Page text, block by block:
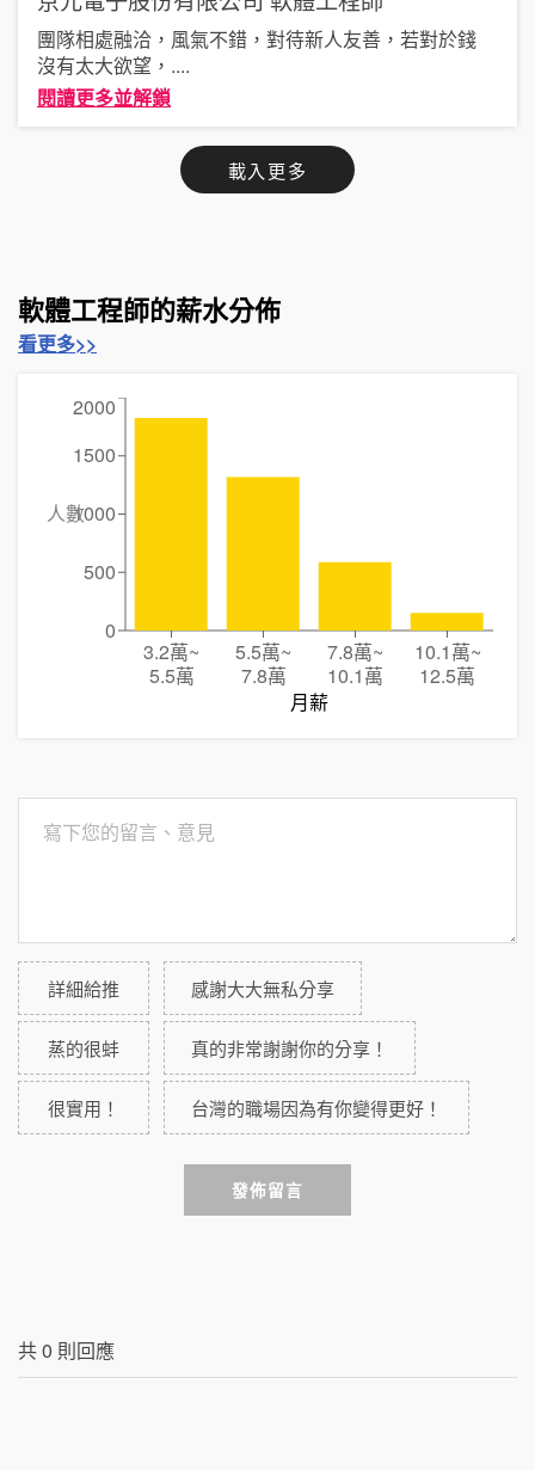
團隊相處融洽，風氣不錯，對待新人友善，若對於錢
沒有太大欲望， ....
閱讀更多並解鎖
載入更多
軟體工程師的薪水分佈
看更多>>
3.2萬~
5.5萬
5.5萬~
7.8萬
7.8萬~
10.1萬
10.1萬~
12.5萬
月薪
0
500
1000
1500
2000
人數
詳細給推 感謝大大無私分享
蒸的很蚌 真的非常謝謝你的分享！
很實用！ 台灣的職場因為有你變得更好！
發佈留言
共0 則回應